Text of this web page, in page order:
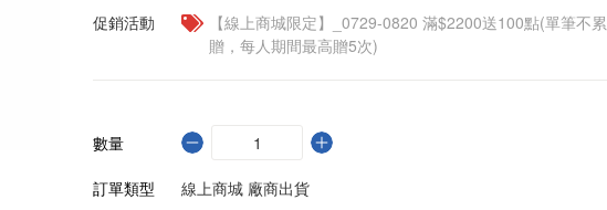
促銷活動
【線上商城限定】_0729-0820 滿$2200送100點(單筆不累
贈，每人期間最高贈5次)
數量
訂單類型
線上商城 廠商出貨